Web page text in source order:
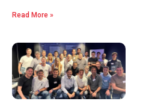
Read More »